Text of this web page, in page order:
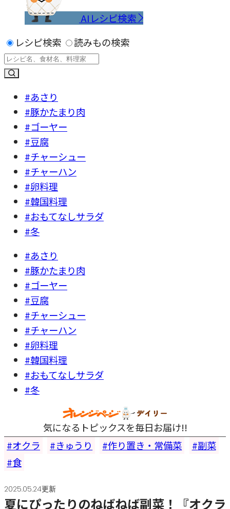
AIレシピ検索
レシピ検索
読みもの検索
#あさり
#豚かたまり肉
#ゴーヤー
#豆腐
#チャーシュー
#チャーハン
#卵料理
#韓国料理
#おもてなしサラダ
#冬
#あさり
#豚かたまり肉
#ゴーヤー
#豆腐
#チャーシュー
#チャーハン
#卵料理
#韓国料理
#おもてなしサラダ
#冬
気になるトピックスを毎日お届け!!
オクラ
きゅうり 作り置き・常備菜
副菜
食
2025.05.24更新
夏にぴったりのねばねば副菜！『オクラ